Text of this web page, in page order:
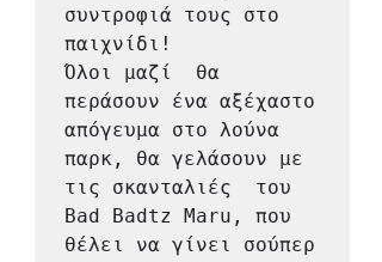
συντροφιά τους στο
παιχνίδι!
Όλοι μαζί  θα
περάσουν ένα αξέχαστο
απόγευμα στο λούνα
παρκ, θα γελάσουν με
τις σκανταλιές  του
Bad Badtz Maru, που
θέλει να γίνει σούπερ